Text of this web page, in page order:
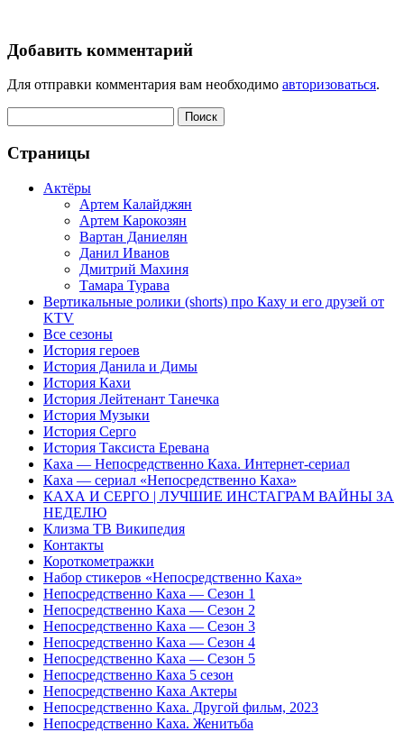
Добавить комментарий
Для отправки комментария вам необходимо авторизоваться.
Страницы
Актёры
Артем Калайджян
Артем Карокозян
Вартан Даниелян
Данил Иванов
Дмитрий Махиня
Тамара Турава
Вертикальные ролики (shorts) про Каху и его друзей от
KTV
Все сезоны
История героев
История Данила и Димы
История Кахи
История Лейтенант Танечка
История Музыки
История Серго
История Таксиста Еревана
Каха — Непосредственно Каха. Интернет-сериал
Каха — сериал «Непосредственно Каха»
КАХА И СЕРГO | ЛУЧШИЕ ИНСТАГРАМ ВАЙНЫ ЗА
НЕДЕЛЮ
Клизма ТВ Википедия
Контакты
Короткометражки
Набор стикеров «Непосредственно Каха»
Непосредственно Каха — Сезон 1
Непосредственно Каха — Сезон 2
Непосредственно Каха — Сезон 3
Непосредственно Каха — Сезон 4
Непосредственно Каха — Сезон 5
Непосредственно Каха 5 сезон
Непосредственно Каха Актеры
Непосредственно Каха. Другой фильм, 2023
Непосредственно Каха. Женитьба